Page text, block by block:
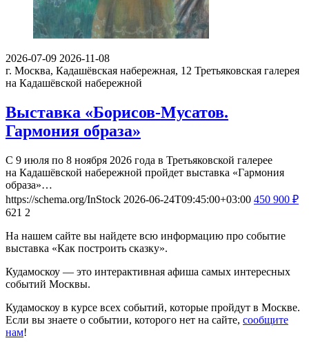
2026-07-09 2026-11-08
г. Москва, Кадашёвская набережная, 12 Третьяковская галерея
на Кадашёвской набережной
Выставка «Борисов-Мусатов.
Гармония образа»
С 9 июля по 8 ноября 2026 года в Третьяковской галерее
на Кадашёвской набережной пройдет выставка «Гармония
образа»…
https://schema.org/InStock 2026-06-24T09:45:00+03:00 450 900 ₽
621 2
На нашем сайте вы найдете всю информацию про событие
выставка «Как построить сказку».
Кудамоскоу — это интерактивная афиша самых интересных
событий Москвы.
Кудамоскоу в курсе всех событий, которые пройдут в Москве.
Если вы знаете о событии, которого нет на сайте, сообщите
нам!